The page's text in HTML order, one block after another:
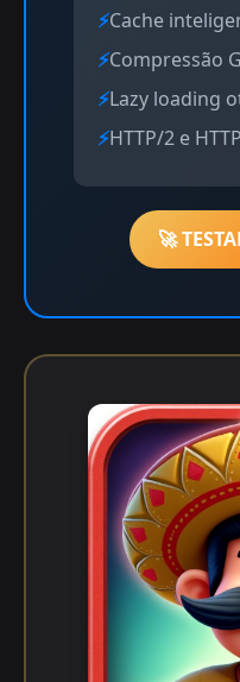
Cache
Compressão
Lazy loading
HTTP/2 e
🚀